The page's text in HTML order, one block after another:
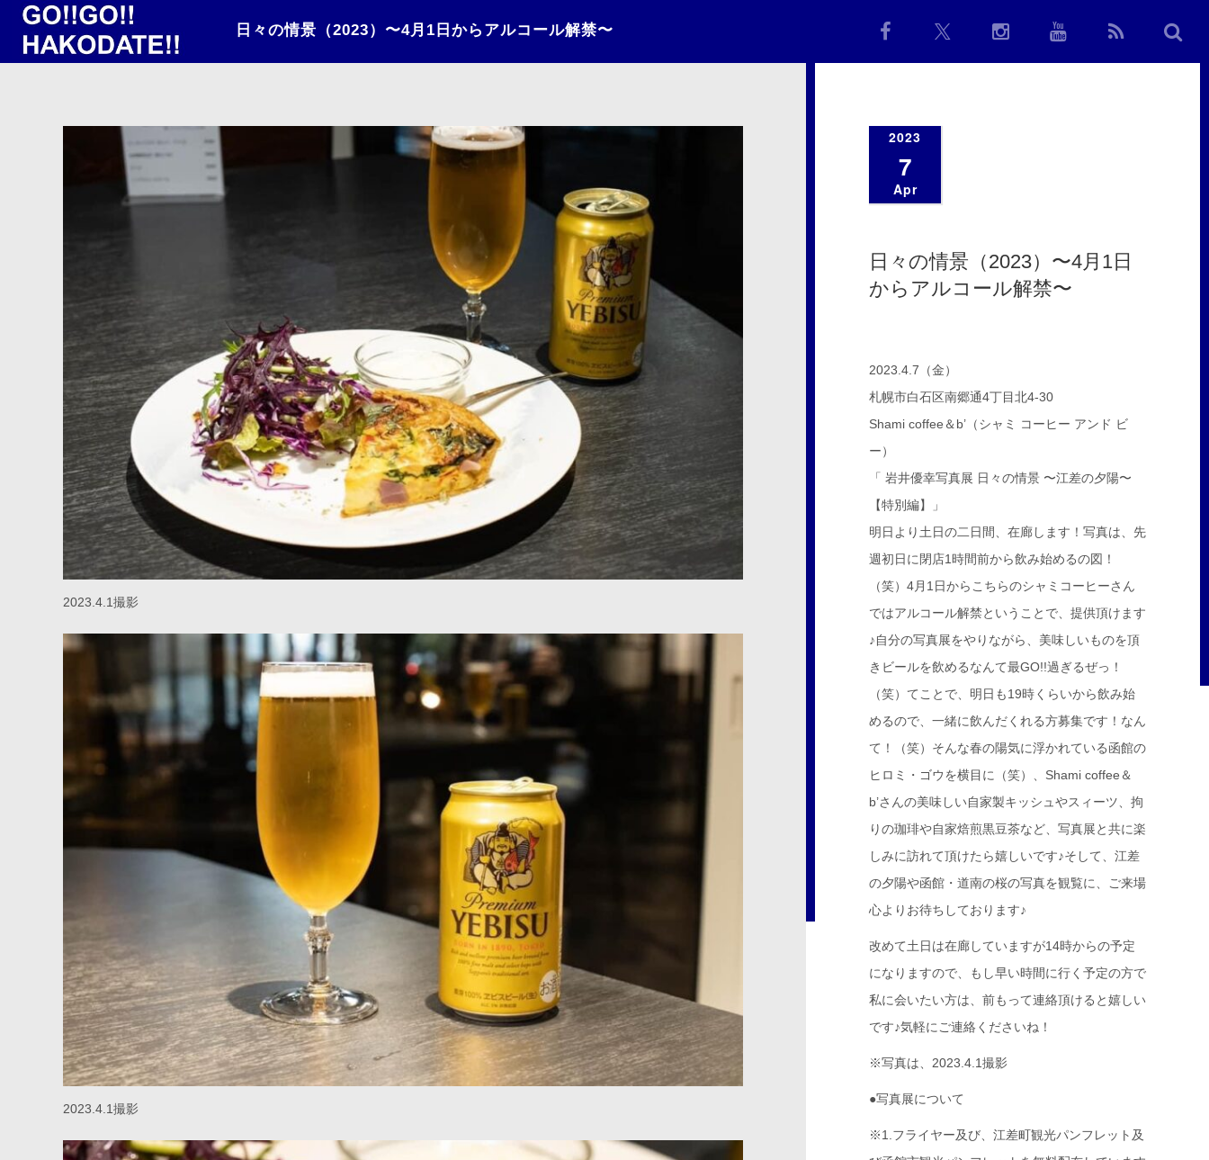
日々の情景（2023）〜4月1日からアルコール解禁〜
2023.4.1撮影
2023.4.1撮影
2023
7
Apr
日々の情景（2023）〜4月1日
からアルコール解禁〜
2023.4.7（金）
札幌市白石区南郷通4丁目北4-30
Shami coffee＆b’（シャミ コーヒー アンド ビ
ー）
「 岩井優幸写真展 日々の情景 〜江差の夕陽〜
【特別編】」
明日より土日の二日間、在廊します！写真は、先
週初日に閉店1時間前から飲み始めるの図！
（笑）4月1日からこちらのシャミコーヒーさん
ではアルコール解禁ということで、提供頂けます
♪自分の写真展をやりながら、美味しいものを頂
きビールを飲めるなんて最GO!!過ぎるぜっ！
（笑）てことで、明日も19時くらいから飲み始
めるので、一緒に飲んだくれる方募集です！なん
て！（笑）そんな春の陽気に浮かれている函館の
ヒロミ・ゴウを横目に（笑）、Shami coffee＆
b’さんの美味しい自家製キッシュやスィーツ、拘
りの珈琲や自家焙煎黒豆茶など、写真展と共に楽
しみに訪れて頂けたら嬉しいです♪そして、江差
の夕陽や函館・道南の桜の写真を観覧に、ご来場
心よりお待ちしております♪
改めて土日は在廊していますが14時からの予定
になりますので、もし早い時間に行く予定の方で
私に会いたい方は、前もって連絡頂けると嬉しい
です♪気軽にご連絡くださいね！
※写真は、2023.4.1撮影
●写真展について
※1.フライヤー及び、江差町観光パンフレット及